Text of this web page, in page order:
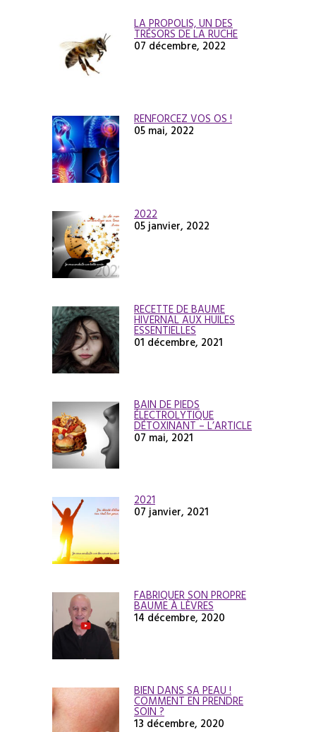
LA PROPOLIS, UN DES
TRÉSORS DE LA RUCHE
07 décembre, 2022
RENFORCEZ VOS OS !
05 mai, 2022
2022
05 janvier, 2022
RECETTE DE BAUME
HIVERNAL AUX HUILES
ESSENTIELLES
01 décembre, 2021
BAIN DE PIEDS
ÉLECTROLYTIQUE
DÉTOXINANT – L’ARTICLE
07 mai, 2021
2021
07 janvier, 2021
FABRIQUER SON PROPRE
BAUME À LÈVRES
14 décembre, 2020
BIEN DANS SA PEAU !
COMMENT EN PRENDRE
SOIN ?
13 décembre, 2020